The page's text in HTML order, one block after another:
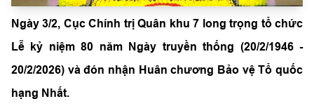
Ngày 3/2, Cục Chính trị Quân khu 7 long trọng tổ chức
Lễ kỷ niệm 80 năm Ngày truyền thống (20/2/1946 -
20/2/2026) và đón nhận Huân chương Bảo vệ Tổ quốc
hạng Nhất.